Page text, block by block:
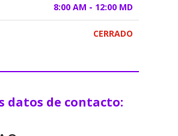
8:00 AM - 12:00 MD
CERRADO
datos de contacto: